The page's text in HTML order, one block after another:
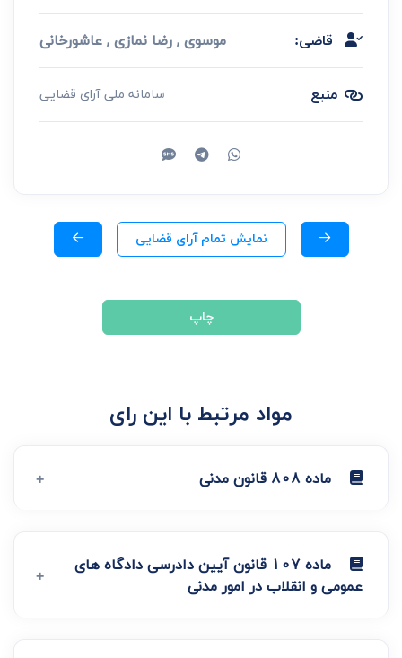
قاضی: موسوی , رضا نمازی , عاشورخانی
منبع سامانه ملی آرای قضایی
نمایش تمام آرای قضایی
چاپ
مواد مرتبط با این رای
ماده 808 قانون مدنی
ماده 107 قانون آیین دادرسی دادگاه های
عمومی و انقلاب در امور مدنی